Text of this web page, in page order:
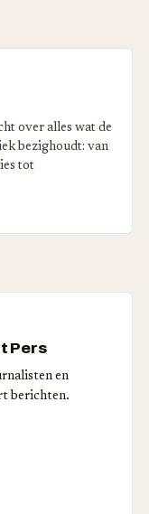
over alles wat de
bezighoudt: van
tot
Pers
en
berichten.